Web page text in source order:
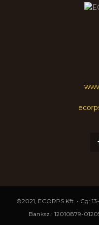
©2021, ECORPS Kft. • Cg:
Banksz.: 12010879-